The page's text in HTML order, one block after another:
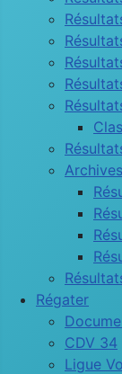
Régater
CDV 34
Ligue